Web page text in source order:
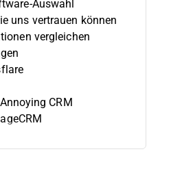
Auswahl
uns vertrauen können
vergleichen
CRM